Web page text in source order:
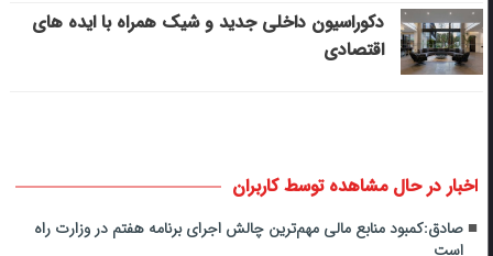
دکوراسیون داخلی جدید و شیک همراه با ایده های
اقتصادی
اخبار در حال مشاهده توسط کاربران
صادق:کمبود منابع مالی مهم‌ترین چالش اجرای برنامه هفتم در وزارت راه
است